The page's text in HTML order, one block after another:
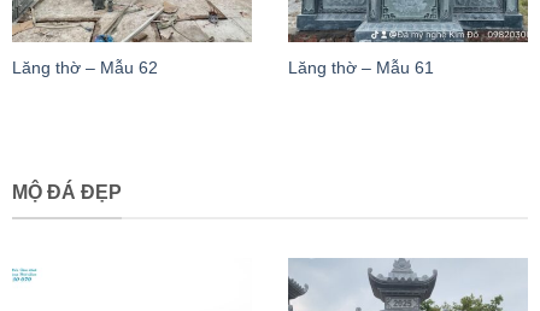
Lăng thờ – Mẫu 62 Lăng thờ – Mẫu 61
MỘ ĐÁ ĐẸP